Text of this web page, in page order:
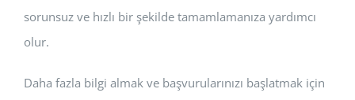
sorunsuz ve hızlı bir şekilde tamamlamanıza yardımcı
olur.
Daha fazla bilgi almak ve başvurularınızı başlatmak için